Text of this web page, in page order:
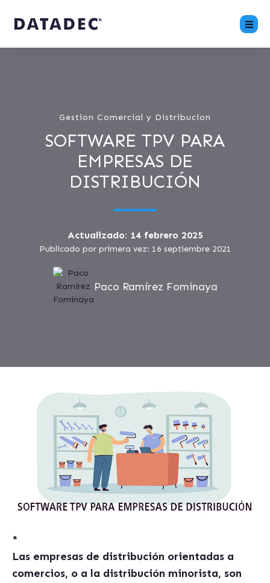
Gestion Comercial y Distribucion
SOFTWARE TPV PARA
EMPRESAS DE
DISTRIBUCIÓN
Actualizado: 14 febrero 2025
Publicado por primera vez: 16 septiembre 2021
Paco Ramírez Fominaya
*
Las empresas de distribución orientadas a
comercios, o a la distribución minorista, son